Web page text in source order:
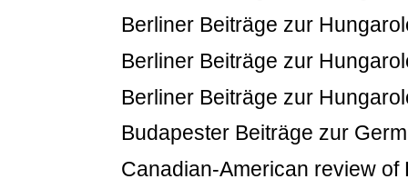
Berliner Beiträge zur
Berliner Beiträge zur
Berliner Beiträge zur
Budapester Beiträge zur
Canadian-American review